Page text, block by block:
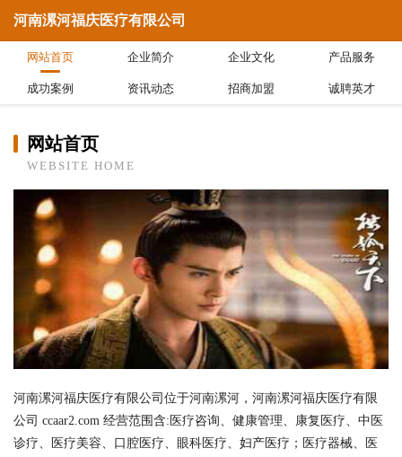
河南漯河福庆医疗有限公司
网站首页 企业简介 企业文化 产品服务
成功案例 资讯动态 招商加盟 诚聘英才
网站首页
WEBSITE HOME
河南漯河福庆医疗有限公司位于河南漯河，河南漯河福庆医疗有限
公司 ccaar2.com 经营范围含:医疗咨询、健康管理、康复医疗、中医
诊疗、医疗美容、口腔医疗、眼科医疗、妇产医疗；医疗器械、医